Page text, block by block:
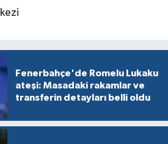
Fenerbahçe'de Romelu Lukaku
ateşi: Masadaki rakamlar ve
transferin detayları belli oldu